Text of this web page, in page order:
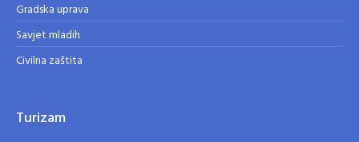
Gradska uprava
Savjet mladih
Civilna zaštita
Turizam